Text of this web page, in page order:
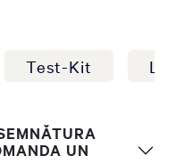
Test-Kit
UN